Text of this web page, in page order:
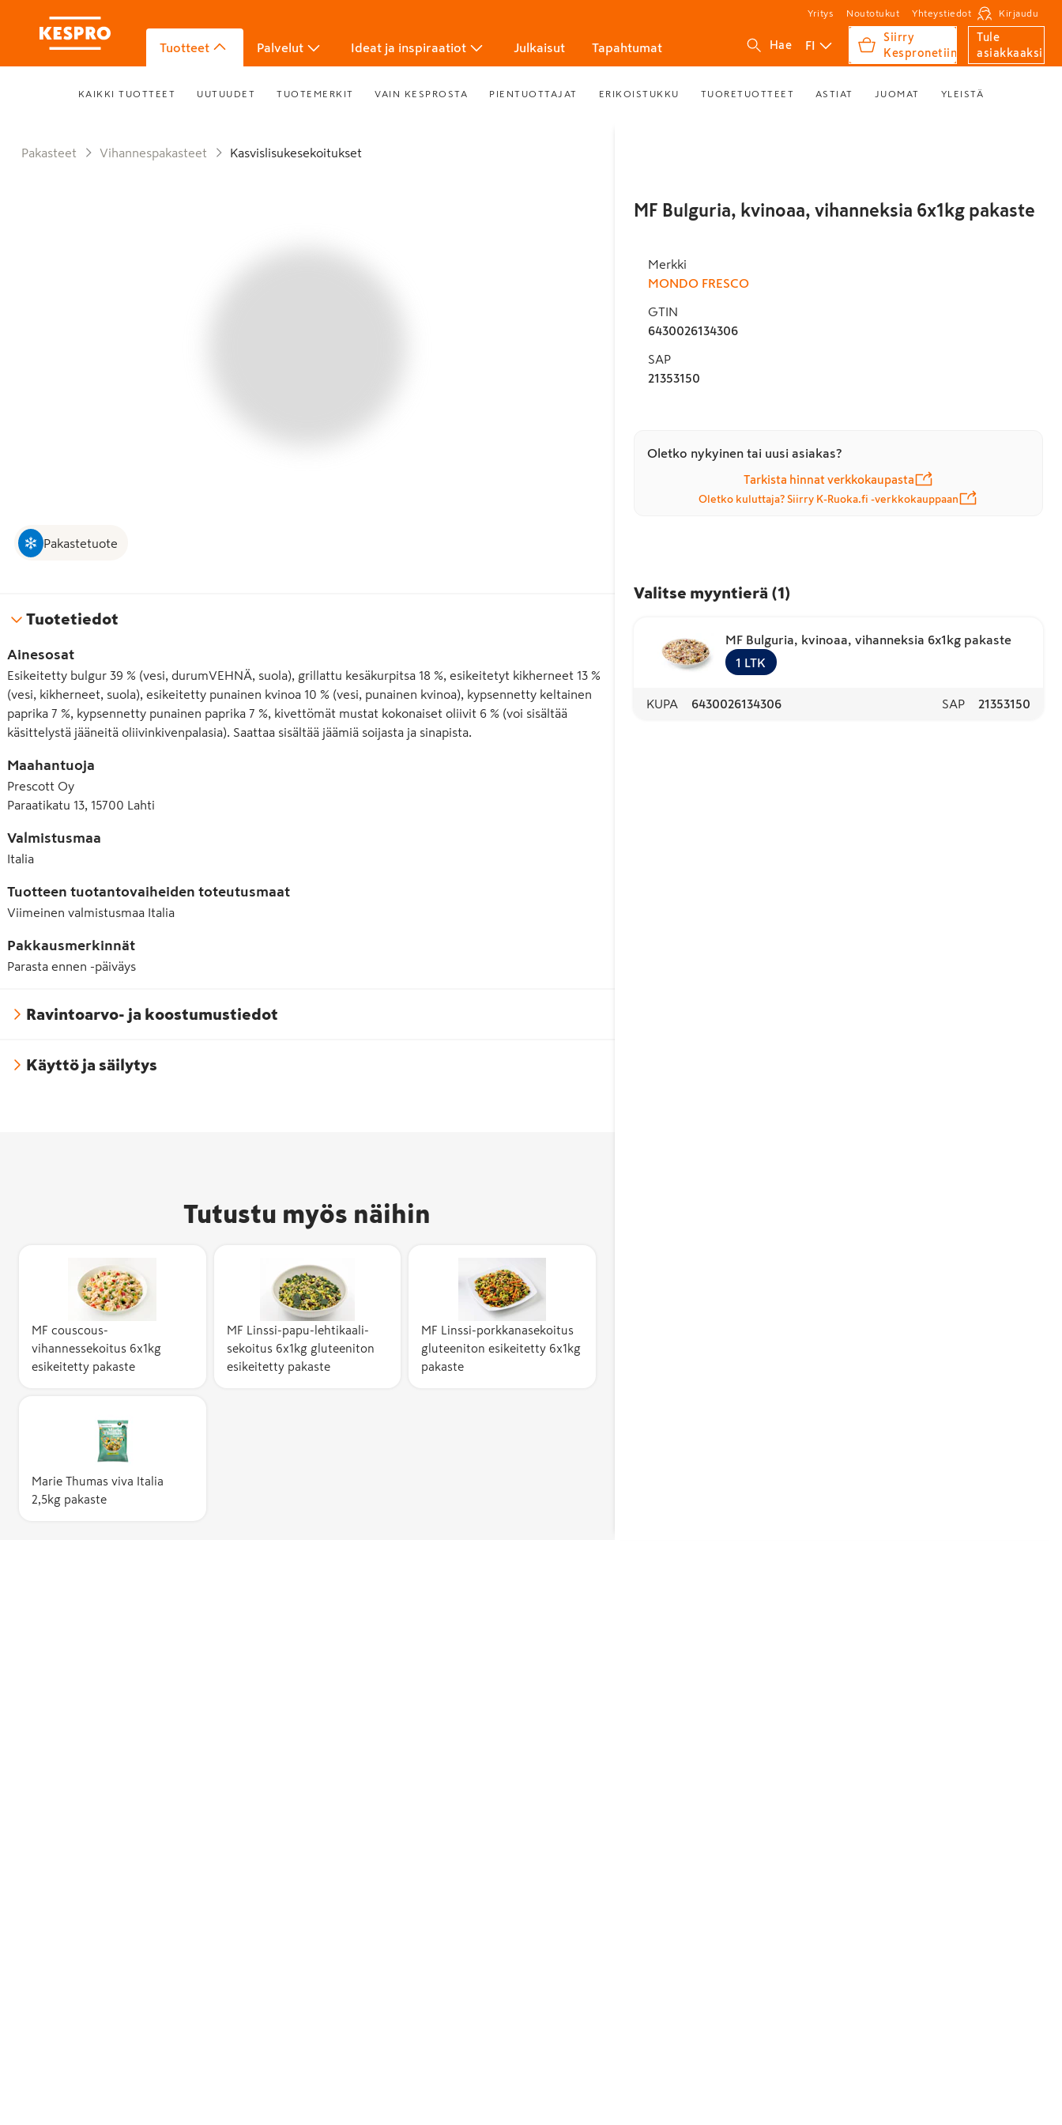
Yritys Noutotukut Yhteystiedot Kirjaudu
Tuotteet Palvelut Ideat ja inspiraatiot Julkaisut Tapahtumat Hae FI
Siirry
Kespronetiin
Tule
asiakkaaksi
KAIKKI TUOTTEET UUTUUDET TUOTEMERKIT VAIN KESPROSTA PIENTUOTTAJAT ERIKOISTUKKU TUORETUOTTEET ASTIAT JUOMAT YLEISTÄ
Pakasteet Vihannespakasteet Kasvislisukesekoitukset
Pakastetuote
Tuotetiedot
Ainesosat
Esikeitetty bulgur 39 % (vesi, durumVEHNÄ, suola), grillattu kesäkurpitsa 18 %, esikeitetyt kikherneet 13 %
(vesi, kikherneet, suola), esikeitetty punainen kvinoa 10 % (vesi, punainen kvinoa), kypsennetty keltainen
paprika 7 %, kypsennetty punainen paprika 7 %, kivettömät mustat kokonaiset oliivit 6 % (voi sisältää
käsittelystä jääneitä oliivinkivenpalasia). Saattaa sisältää jäämiä soijasta ja sinapista.
Maahantuoja
Prescott Oy
Paraatikatu 13, 15700 Lahti
Valmistusmaa
Italia
Tuotteen tuotantovaiheiden toteutusmaat
Viimeinen valmistusmaa Italia
Pakkausmerkinnät
Parasta ennen -päiväys
Ravintoarvo- ja koostumustiedot
Käyttö ja säilytys
Tutustu myös näihin
MF couscous-
vihannessekoitus 6x1kg
esikeitetty pakaste
MF Linssi-papu-lehtikaali-
sekoitus 6x1kg gluteeniton
esikeitetty pakaste
MF Linssi-porkkanasekoitus
gluteeniton esikeitetty 6x1kg
pakaste
Marie Thumas viva Italia
2,5kg pakaste
MF Bulguria, kvinoaa, vihanneksia 6x1kg pakaste
Merkki
MONDO FRESCO
GTIN
6430026134306
SAP
21353150
Oletko nykyinen tai uusi asiakas?
Tarkista hinnat verkkokaupasta
Oletko kuluttaja? Siirry K-Ruoka.fi -verkkokauppaan
Valitse myyntierä (1 )
MF Bulguria, kvinoaa, vihanneksia 6x1kg pakaste
1 LTK
KUPA 6430026134306 SAP 21353150